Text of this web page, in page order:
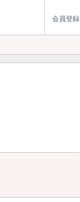
会員登録